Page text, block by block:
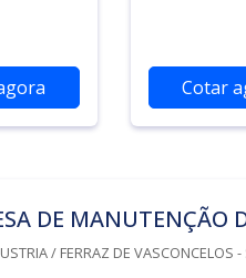
Cotar
DE MANUTENÇÃO
/ FERRAZ DE VASCONCELOS -